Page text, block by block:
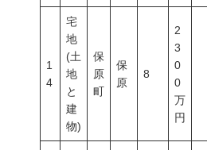
1
4
宅
地
(土
地
と
建
物)
保
原
町
保
原
8
2
3
0
0
万
円